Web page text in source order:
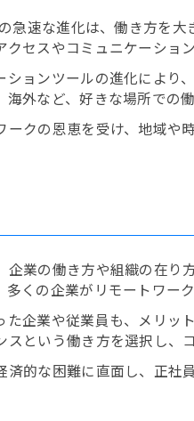
速な進化は、働き方を大
セスやコミュニケーショ
ョンツールの進化により
外など、好きな場所での
クの恩恵を受け、地域
業の働き方や組織の在り
くの企業がリモートワー
企業や従業員も、メリッ
という働き方を選択し、
的な困難に直面し、正